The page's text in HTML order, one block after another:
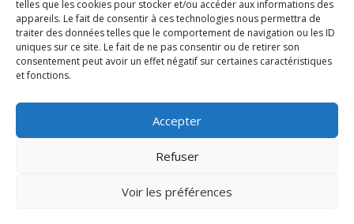
telles que les cookies pour stocker et/ou accéder aux informations des
appareils. Le fait de consentir à ces technologies nous permettra de
traiter des données telles que le comportement de navigation ou les ID
uniques sur ce site. Le fait de ne pas consentir ou de retirer son
consentement peut avoir un effet négatif sur certaines caractéristiques
et fonctions.
Accepter
Refuser
Voir les préférences
© 2026 Mairie de Tuchan | Site Internet réalisé
Mentions légales & Crédits–RGPD Protection
des données